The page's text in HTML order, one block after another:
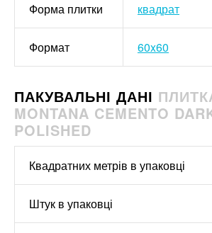
Форма плитки квадрат
Формат 60x60
ПАКУВАЛЬНІ ДАНІ
MONTANA CEMENTO
POLISHED
Квадратних метрів в упаковці
Штук в упаковці